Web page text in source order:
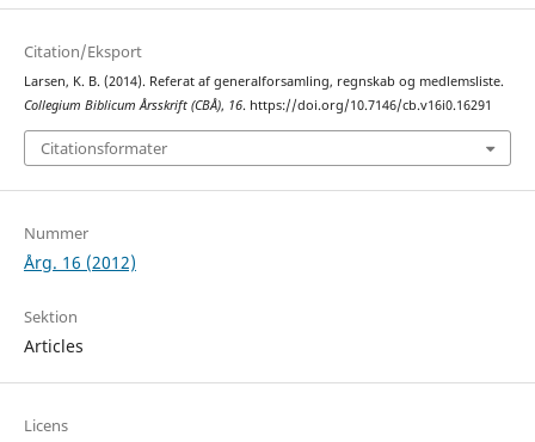
Citation/Eksport
Larsen, K. B. (2014). Referat af generalforsamling, regnskab og medlemsliste.
Collegium Biblicum Årsskrift (CBÅ), 16. https://doi.org/10.7146/cb.v16i0.16291
Citationsformater
Nummer
Årg. 16 (2012)
Sektion
Articles
Licens